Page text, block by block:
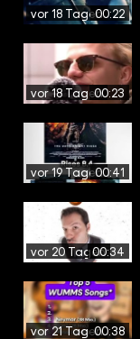
vor 18 Tagen00:22
vor 18 Tagen00:23
vor 19 Tagen00:41
vor 20 Tagen00:34
vor 21 Tagen00:38